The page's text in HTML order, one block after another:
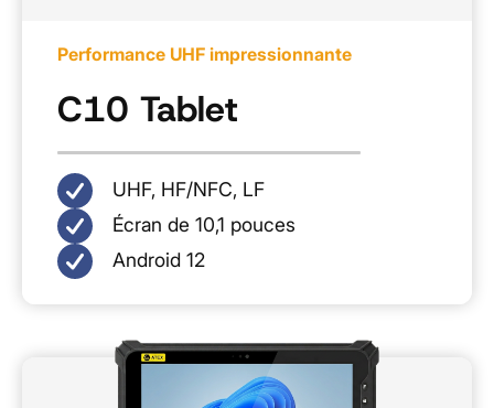
Performance UHF impressionnante
C10 Tablet
UHF, HF/NFC, LF
Écran de 10,1 pouces
Android 12